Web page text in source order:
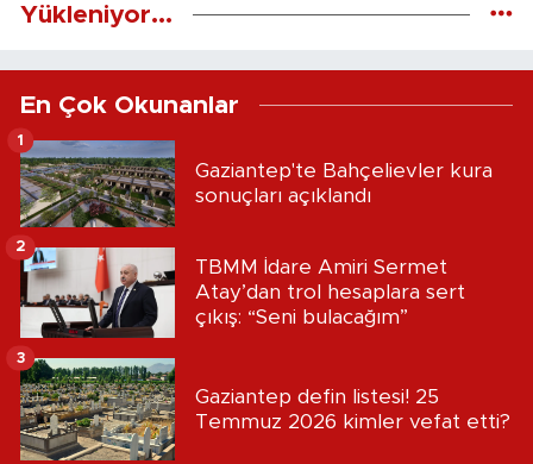
Yükleniyor...
En Çok Okunanlar
Gaziantep'te Bahçelievler kura
sonuçları açıklandı
1
TBMM İdare Amiri Sermet
Atay’dan trol hesaplara sert
çıkış: “Seni bulacağım”
2
Gaziantep defin listesi! 25
Temmuz 2026 kimler vefat etti?
3